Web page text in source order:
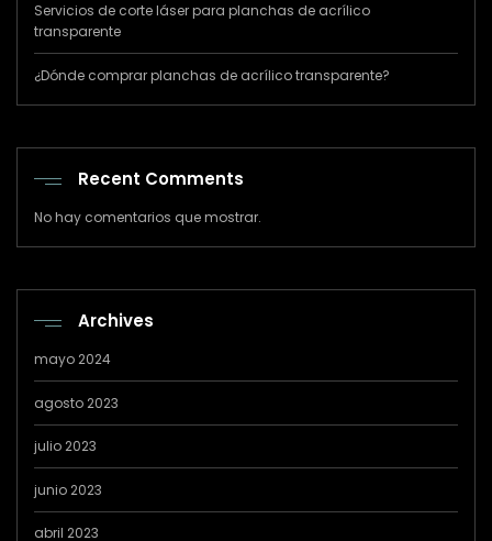
Servicios de corte láser para planchas de acrílico
transparente
¿Dónde comprar planchas de acrílico transparente?
Recent Comments
No hay comentarios que mostrar.
Archives
mayo 2024
agosto 2023
julio 2023
junio 2023
abril 2023